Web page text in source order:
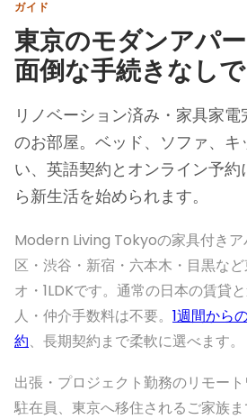
ガイド
東京のモダンアパー
面倒な手続きなしで
リノベーション済み・家具家
のお部屋。ベッド、ソファ、
い、英語契約とオンライン予
ら新生活を始められます。
Modern Living Tokyoの家具付きア
区・渋谷・新宿・六本木・目黒な
オ・1LDKです。通常の日本の賃貸
人・仲介手数料は不要。 1週間から
約、長期契約まで柔軟に選べます。
出張・プロジェクト勤務のリモー
駐在員、東京へ移住されるご家族ま